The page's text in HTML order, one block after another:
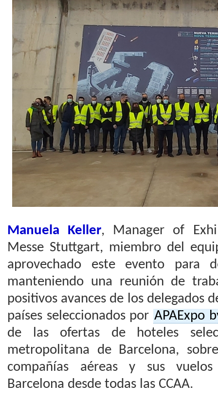
Manuela Keller, Manager of
Messe Stuttgart, miembro del
aprovechado este evento para
manteniendo una reunión de
positivos avances de los delegados
países seleccionados por APAExpo
de las ofertas de hoteles
metropolitana de Barcelona,
compañías aéreas y sus
Barcelona desde todas las CCAA.